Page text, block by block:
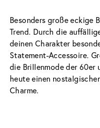
Besonders große eckige
Trend. Durch die
deinen Charakter
Statement-Accessoire.
die Brillenmode der 60er
heute einen
Charme.